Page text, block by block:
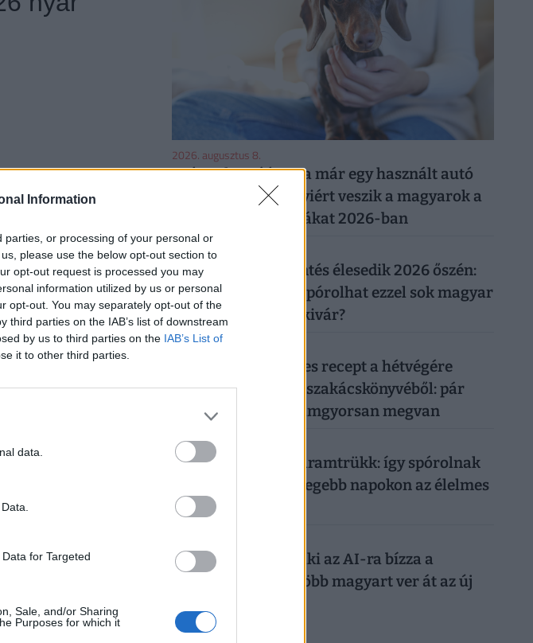
Information
or processing of your personal or
please use the below opt-out section to
opt-out request is processed you may
information utilized by us or personal
opt-out. You may separately opt-out of the
parties on the IAB’s list of downstream
by us to third parties on the IAB’s List of
it to other third parties.
data.
for Targeted
Sale, and/or Sharing
Purposes for which it
2026. augusztus 8.
Ezért a kutyáért ma már egy használt autó
árát is elkérik: ennyiért veszik a magyarok a
legnépszerűbb fajtákat 2026-ban
2026. augusztus 7.
Újabb rezsicsökkentés élesedik 2026 őszén:
tényleg tízezreket spórolhat ezzel sok magyar
háztulaj, aki most kivár?
2026. augusztus 8.
Két olcsó húsmentes recept a hétvégére
Frank Júlia filléres szakácskönyvéből: pár
száz forintból, villámgyorsan megvan
2026. augusztus 7.
Működik a legális áramtrükk: így spórolnak
tízezreket a legmelegebb napokon az élelmes
magyarok
Nagyon ráfázhat, aki az AI-ra bízza a
nyaralását: egyre több magyart ver át az új